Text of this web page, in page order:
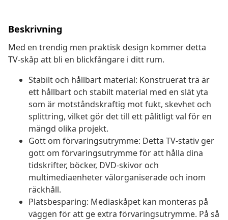
Beskrivning
Med en trendig men praktisk design kommer detta
TV-skåp att bli en blickfångare i ditt rum.
Stabilt och hållbart material: Konstruerat trä är
ett hållbart och stabilt material med en slät yta
som är motståndskraftig mot fukt, skevhet och
splittring, vilket gör det till ett pålitligt val för en
mängd olika projekt.
Gott om förvaringsutrymme: Detta TV-stativ ger
gott om förvaringsutrymme för att hålla dina
tidskrifter, böcker, DVD-skivor och
multimediaenheter välorganiserade och inom
räckhåll.
Platsbesparing: Mediaskåpet kan monteras på
väggen för att ge extra förvaringsutrymme. På så